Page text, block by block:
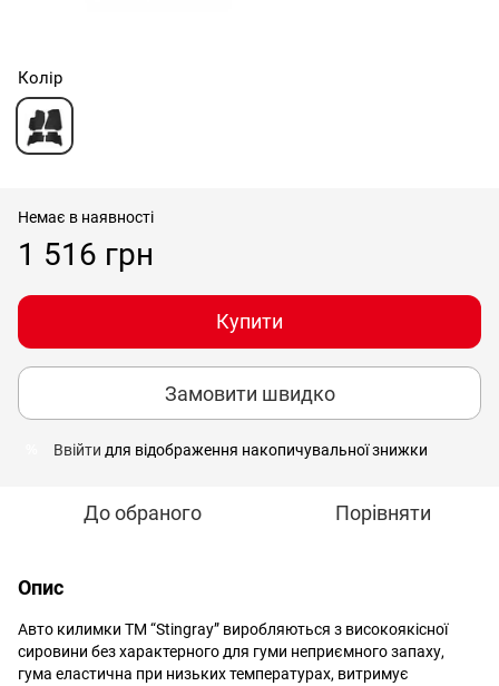
Колір
Немає в наявності
1 516 грн
Купити
Замовити швидко
Ввійти для відображення накопичувальної знижки
До обраного Порівняти
Опис
Авто килимки ТМ “Stingray” виробляються з високоякісної
сировини без характерного для гуми неприємного запаху,
гума еластична при низьких температурах, витримує